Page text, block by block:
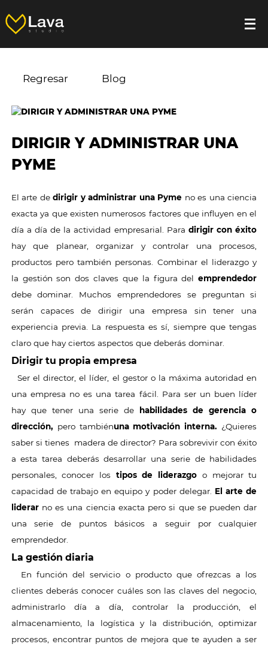
Regresar Blog
DIRIGIR Y ADMINISTRAR UNA
PYME
El arte dedirigir y administrar una Pyme no es una ciencia
exacta ya que existen numerosos factores que influyen en el
día a día de la actividad empresarial. Para dirigir con éxito
hay que planear, organizar y controlar una procesos,
productos pero también personas. Combinar el liderazgo y
la gestión son dos claves que la figura delemprendedor
debe dominar. Muchos emprendedores se preguntan si
serán capaces de dirigir una empresa sin tener una
experiencia previa. La respuesta es sí, siempre que tengas
claro que hay ciertos aspectos que deberás dominar.
Dirigir tu propia empresa
Ser el director, el líder, el gestor o la máxima autoridad en
una empresa no es una tarea fácil. Para ser un buen líder
hay que tener una serie de habilidades de gerencia o
dirección, pero tambiénuna motivación interna. ¿Quieres
saber si tienes madera de director? Para sobrevivir con éxito
a esta tarea deberás desarrollar una serie de habilidades
personales, conocer los tipos de liderazgo o mejorar tu
capacidad de trabajo en equipo y poder delegar. El arte de
liderarno es una ciencia exacta pero si que se pueden dar
una serie de puntos básicos a seguir por cualquier
emprendedor.
La gestión diaria
En función del servicio o producto que ofrezcas a los
clientes deberás conocer cuáles son las claves del negocio,
administrarlo día a día, controlar la producción, el
almacenamiento, la logística y la distribución, optimizar
procesos, encontrar puntos de mejora que te ayuden a ser